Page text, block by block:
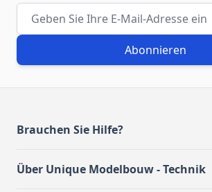
E-Mail-Adresse
Abonnieren
Brauchen Sie Hilfe?
Über Unique Modelbouw - Technik